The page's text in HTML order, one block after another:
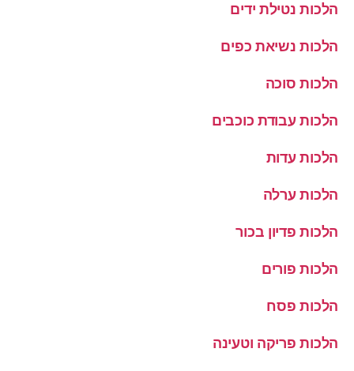
הלכות נטילת ידים
הלכות נשיאת כפים
הלכות סוכה
הלכות עבודת כוכבים
הלכות עדות
הלכות ערלה
הלכות פדיון בכור
הלכות פורים
הלכות פסח
הלכות פריקה וטעינה